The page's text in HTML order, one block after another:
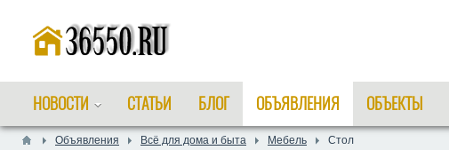
НОВОСТИ СТАТЬИ БЛОГ ОБЪЯВЛЕНИЯ ОБЪЕКТЫ
Объявления Всё для дома и быта Мебель Стол